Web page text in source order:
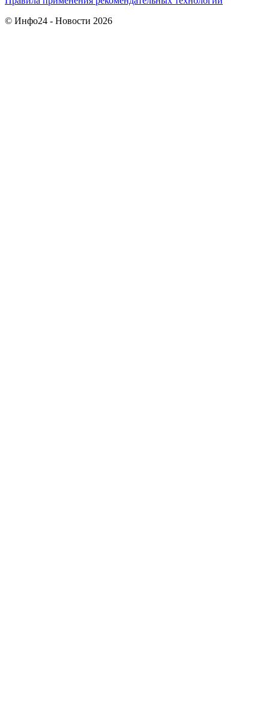
© Инфо24 - Новости 2026